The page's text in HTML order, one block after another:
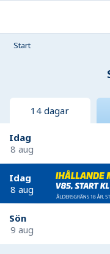
Start
14 dagar
Idag
8 aug
Idag
8 aug
Sön
9 aug